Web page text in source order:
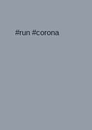
#run #corona